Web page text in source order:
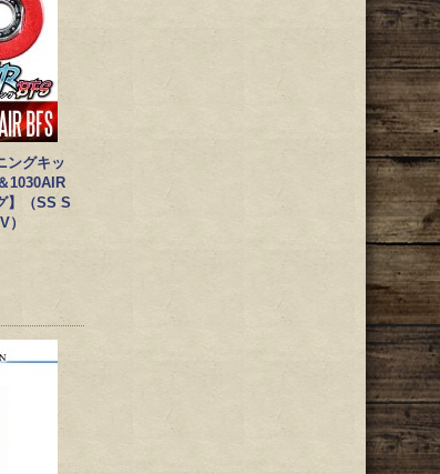
ングキッ
1030AIR
】（SS S